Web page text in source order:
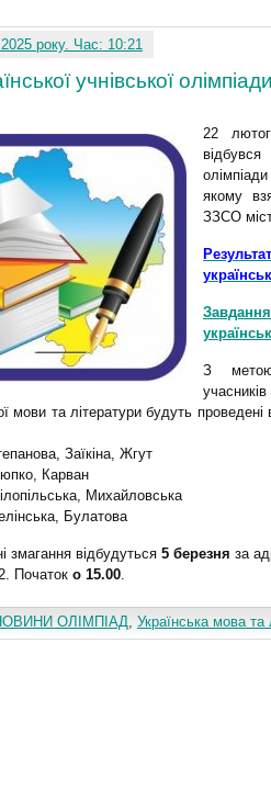
року. Час: 10:21
учнівської
22
відбувся
якому
ЗЗСО
Завдання
З
мови та літератури будуть
Заїкіна, Жгут
Карван
Михайловська
Булатова
змагання відбудуться 5 березня за
Початок о 15.00.
ОЛІМПІАД, Українська мова та